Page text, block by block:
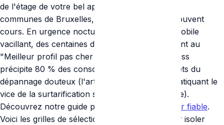
de l'étage de votre bel appartement dans les 19
communes de Bruxelles, le rationnel n’a plus souvent
cours. En urgence nocturne sur un écran de mobile
vacillant, des centaines d'annonces Google crient au
"Meilleur profil pas cher dans l'heure !". Le stress
précipite 80 % des consommateurs dans les filets du
dépannage douteux (l'artisan dit "Cow-boy" pratiquant le
vice de la surtarification sous l'emprise physique).
Découvrez notre guide pour
choisir un plombier fiable.
Voici les grilles de sélection fondamentales pour isoler